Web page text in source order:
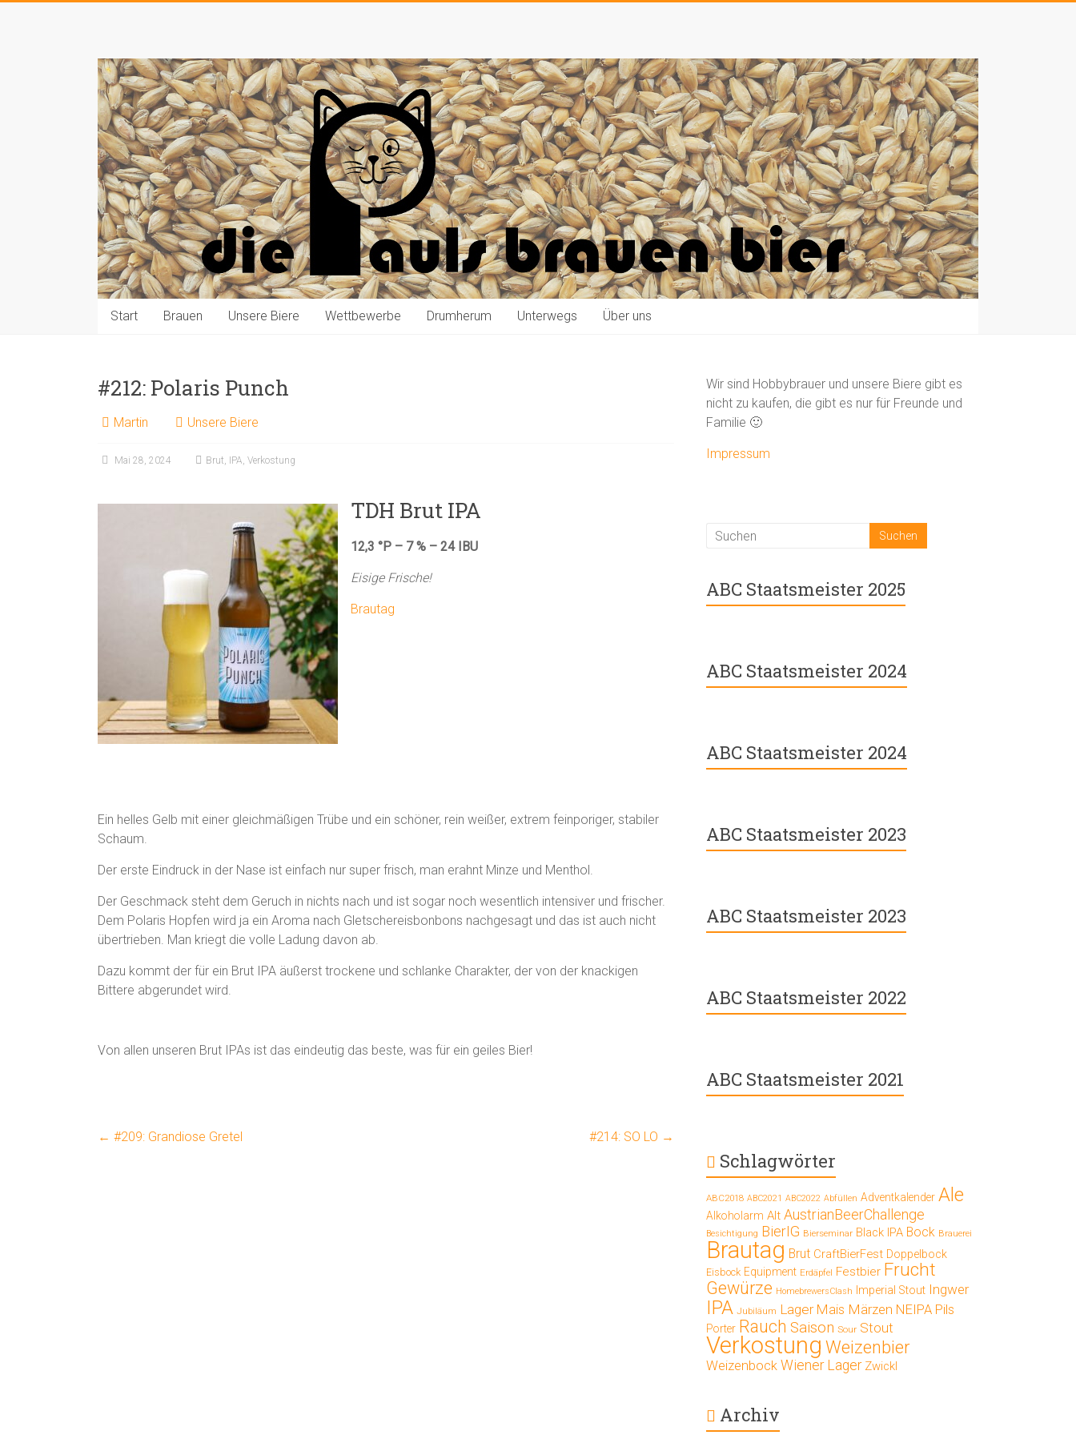
Die
Pauls
brauen
Bier
Start Brauen Unsere Biere Wettbewerbe Drumherum Unterwegs Über uns
#212: Polaris Punch
Martin Unsere Biere
Mai 28, 2024 Brut, IPA, Verkostung
TDH Brut IPA
12,3 °P – 7 % – 24 IBU
Eisige Frische!
Brautag
Ein helles Gelb mit einer gleichmäßigen Trübe und ein schöner, rein weißer, extrem feinporiger, stabiler
Schaum.
Der erste Eindruck in der Nase ist einfach nur super frisch, man erahnt Minze und Menthol.
Der Geschmack steht dem Geruch in nichts nach und ist sogar noch wesentlich intensiver und frischer.
Dem Polaris Hopfen wird ja ein Aroma nach Gletschereisbonbons nachgesagt und das ist auch nicht
übertrieben. Man kriegt die volle Ladung davon ab.
Dazu kommt der für ein Brut IPA äußerst trockene und schlanke Charakter, der von der knackigen
Bittere abgerundet wird.
Von allen unseren Brut IPAs ist das eindeutig das beste, was für ein geiles Bier!
← #209: Grandiose Gretel #214: SO LO →
Wir sind Hobbybrauer und unsere Biere gibt es
nicht zu kaufen, die gibt es nur für Freunde und
Familie 🙂
Impressum
ABC Staatsmeister 2025
ABC Staatsmeister 2024
ABC Staatsmeister 2024
ABC Staatsmeister 2023
ABC Staatsmeister 2023
ABC Staatsmeister 2022
ABC Staatsmeister 2021
Schlagwörter
ABC2018 ABC2021 ABC2022 Abfüllen Adventkalender Ale
Alkoholarm Alt AustrianBeerChallenge
Besichtigung BierIG Bierseminar Black IPA Bock Brauerei
Brautag Brut CraftBierFest Doppelbock
Eisbock Equipment Erdäpfel Festbier Frucht
Gewürze HomebrewersClash Imperial Stout Ingwer
IPA Jubiläum Lager Mais Märzen NEIPA Pils
Porter Rauch Saison Sour Stout
Verkostung Weizenbier
Weizenbock Wiener Lager Zwickl
Archiv